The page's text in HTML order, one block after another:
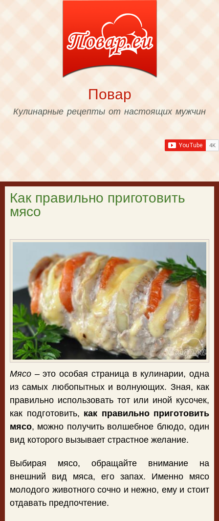
content
Повар
Кулинарные рецепты от настоящих мужчин
Как правильно приготовить
мясо
Мясо – это особая страница в кулинарии, одна
из самых любопытных и волнующих. Зная, как
правильно использовать тот или иной кусочек,
как подготовить, как правильно приготовить
мясо, можно получить волшебное блюдо, один
вид которого вызывает страстное желание.
Выбирая мясо, обращайте внимание на
внешний вид мяса, его запах. Именно мясо
молодого животного сочно и нежно, ему и стоит
отдавать предпочтение.